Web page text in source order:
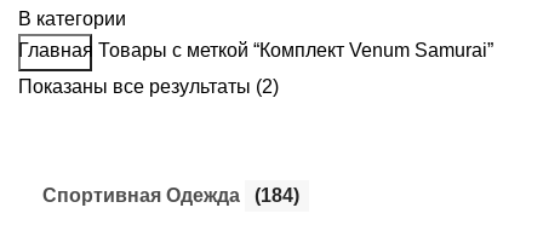
В категории
Поиск
Главная Товары с меткой “Комплект Venum Samurai”
Показаны все результаты (2)
Cпортивная Одежда (184)